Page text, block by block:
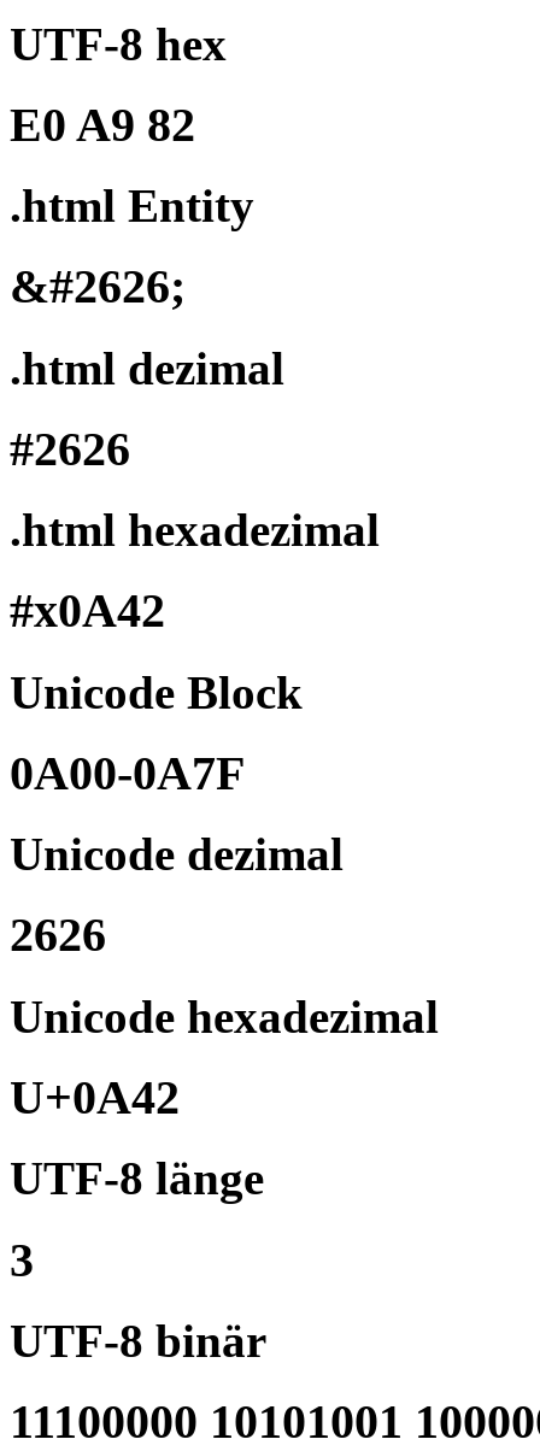
UTF-8 hex
E0 A9 82
.html Entity
&#2626;
.html dezimal
#2626
.html hexadezimal
#x0A42
Unicode Block
0A00-0A7F
Unicode dezimal
2626
Unicode hexadezimal
U+0A42
UTF-8 länge
3
UTF-8 binär
11100000 10101001